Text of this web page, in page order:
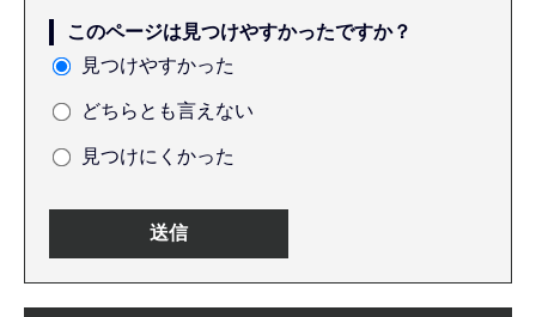
このページは見つけやすかったですか？
見つけやすかった
どちらとも言えない
見つけにくかった